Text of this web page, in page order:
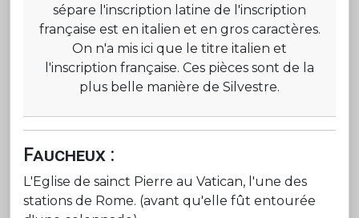
sépare l'inscription latine de l'inscription
française est en italien et en gros caractères.
On n'a mis ici que le titre italien et
l'inscription française. Ces pièces sont de la
plus belle manière de Silvestre.
Faucheux :
L'Eglise de sainct Pierre au Vatican, l'une des
stations de Rome. (avant qu'elle fût entourée